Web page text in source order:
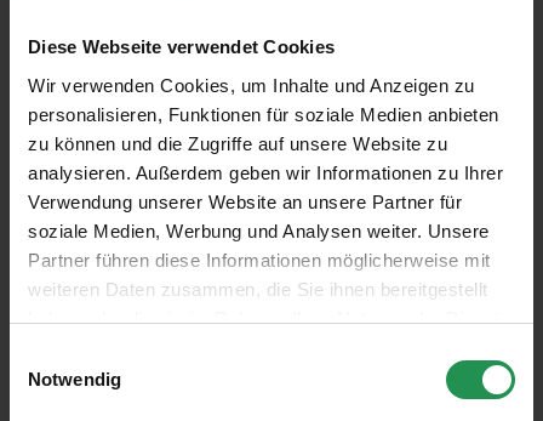
Diese Webseite verwendet Cookies
Wir verwenden Cookies, um Inhalte und Anzeigen zu
personalisieren, Funktionen für soziale Medien anbieten
zu können und die Zugriffe auf unsere Website zu
analysieren. Außerdem geben wir Informationen zu Ihrer
Verwendung unserer Website an unsere Partner für
soziale Medien, Werbung und Analysen weiter. Unsere
Partner führen diese Informationen möglicherweise mit
weiteren Daten zusammen, die Sie ihnen bereitgestellt
haben oder die sie im Rahmen Ihrer Nutzung der Dienste
Notwendig
können Betreuungsleistungen über den Fonds Soziales
Wien in Anspruch genommen werden. Das
Wohnungsangebot reicht dabei von Zwei- bis Vier-
Zimmer-Wohnungen, manche davon mit Balkon oder
Terrasse.
Das Angebot richtet sich bewusst an eine breit definierte
Konditionen in Anlehnung an die Wiener